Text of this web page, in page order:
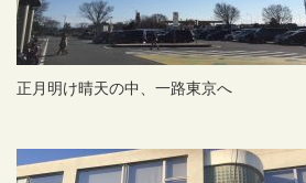
正月明け晴天の中、一路東京へ